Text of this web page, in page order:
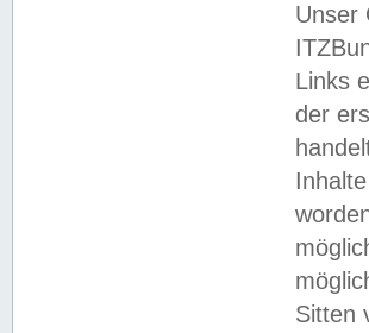
Unser
Links
der
Sitten